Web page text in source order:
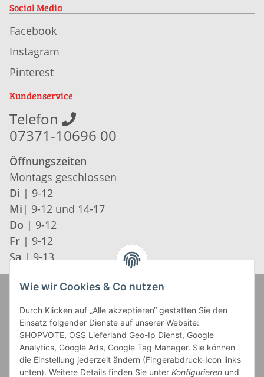
Social Media
Facebook
Instagram
Pinterest
Kundenservice
Telefon
07371-10696 00
Öffnungszeiten
Montags geschlossen
Di | 9-12
Mi | 9-12 und 14-17
Do | 9-12
Fr | 9-12
Sa | 9-13
Wie wir Cookies & Co nutzen
Durch Klicken auf „Alle akzeptieren“ gestatten Sie den
Einsatz folgender Dienste auf unserer Website:
SHOPVOTE, OSS Lieferland Geo-Ip Dienst, Google
Analytics, Google Ads, Google Tag Manager. Sie können
die Einstellung jederzeit ändern (Fingerabdruck-Icon links
unten). Weitere Details finden Sie unter Konfigurieren und